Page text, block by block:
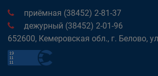
приёмная (38452) 2-81-37
дежурный (38452) 2-01-96
652600, Кемеровская обл., г. Белово,